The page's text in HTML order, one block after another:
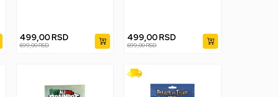
499,00 RSD
699,00RSD
499,00RSD
699,00RSD